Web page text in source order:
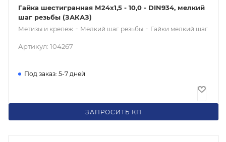
Гайка шестигранная М24x1,5 - 10,0 - DIN934, мелкий
шаг резьбы (ЗАКАЗ)
Метизы и крепеж - Мелкий шаг резьбы - Гайки мелкий шаг
Артикул: 104267
Под заказ: 5-7 дней
ЗАПРОСИТЬ КП